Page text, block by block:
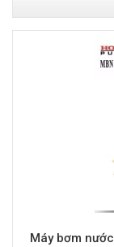
Máy bơm